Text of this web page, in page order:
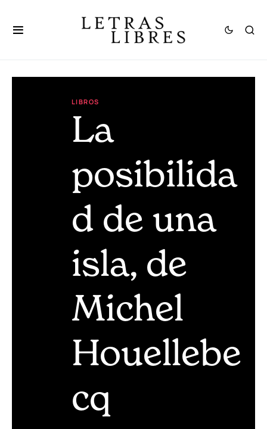
LIBROS
La
posibilida
d de una
isla, de
Michel
Houellebe
cq